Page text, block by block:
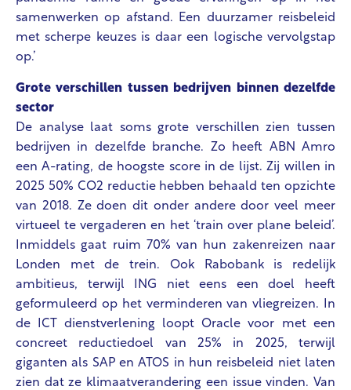
samenwerken op afstand. Een duurzamer reisbeleid
met scherpe keuzes is daar een logische vervolgstap
op.’
Grote verschillen tussen bedrijven binnen dezelfde
sector
De analyse laat soms grote verschillen zien tussen
bedrijven in dezelfde branche. Zo heeft ABN Amro
een A-rating, de hoogste score in de lijst. Zij willen in
2025 50% CO2 reductie hebben behaald ten opzichte
van 2018. Ze doen dit onder andere door veel meer
virtueel te vergaderen en het ‘train over plane beleid’.
Inmiddels gaat ruim 70% van hun zakenreizen naar
Londen met de trein. Ook Rabobank is redelijk
ambitieus, terwijl ING niet eens een doel heeft
geformuleerd op het verminderen van vliegreizen.
In
de ICT dienstverlening loopt Oracle voor met een
concreet reductiedoel van 25% in 2025, terwijl
giganten als SAP en ATOS in hun reisbeleid niet laten
zien dat ze klimaatverandering een issue vinden. Van